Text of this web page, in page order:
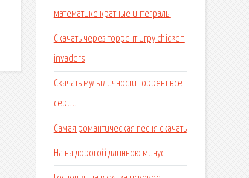
математике кратные интегралы
Скачать через торрент игру chicken
invaders
Скачать мультличности торрент все
серии
Самая романтическая песня скачать
На на дорогой длинною минус